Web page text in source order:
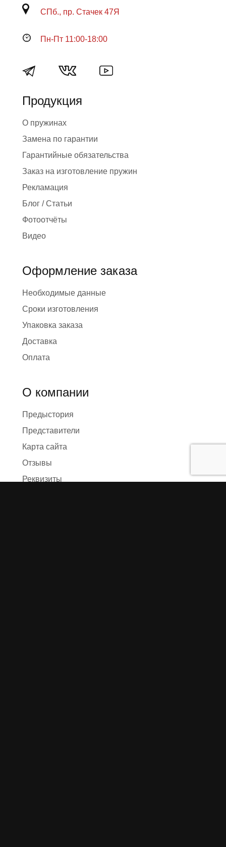
СПб., пр. Стачек 47Я
Пн-Пт 11:00-18:00
Продукция
О пружинах
Замена по гарантии
Гарантийные обязательства
Заказ на изготовление пружин
Рекламация
Блог / Статьи
Фотоотчёты
Видео
Оформление заказа
Необходимые данные
Сроки изготовления
Упаковка заказа
Доставка
Оплата
О компании
Предыстория
Представители
Карта сайта
Отзывы
Реквизиты